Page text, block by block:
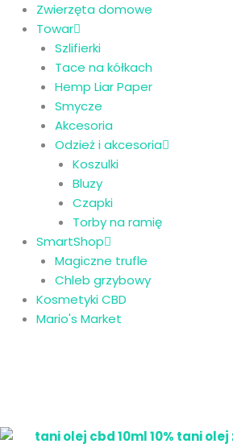
Zwierzęta domowe
Towar
Szlifierki
Tace na kółkach
Hemp Liar Paper
Smycze
Akcesoria
Odzież i akcesoria
Koszulki
Bluzy
Czapki
Torby na ramię
SmartShop
Magiczne trufle
Chleb grzybowy
Kosmetyki CBD
Mario's Market